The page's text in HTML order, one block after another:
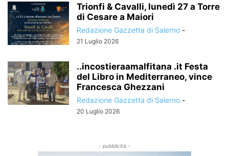
Trionfi & Cavalli, lunedì 27 a Torre
di Cesare a Maiori
Redazione Gazzetta di Salerno -
21 Luglio 2026
..incostieraamalfitana .it Festa
del Libro in Mediterraneo, vince
Francesca Ghezzani
Redazione Gazzetta di Salerno -
20 Luglio 2026
- pubblicità -